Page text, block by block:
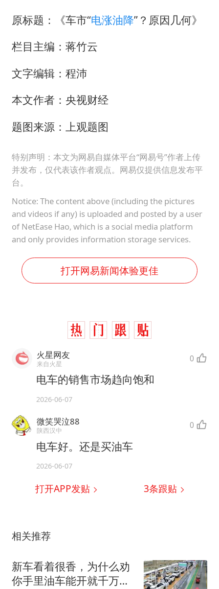
原标题：《车市“电涨油降”？原因几何》
栏目主编：蒋竹云
文字编辑：程沛
本文作者：央视财经
题图来源：上观题图
特别声明：本文为网易自媒体平台“网易号”作者上传
并发布，仅代表该作者观点。网易仅提供信息发布平
台。
Notice: The content above (including the pictures
and videos if any) is uploaded and posted by a user
of NetEase Hao, which is a social media platform
and only provides information storage services.
打开网易新闻体验更佳
火星网友
来自火星 0
电车的销售市场趋向饱和
2026-06-07
微笑哭泣88
陕西汉中 0
电车好。还是买油车
2026-06-07
打开APP发贴 3条跟贴
相关推荐
新车看着很香，为什么劝
你手里油车能开就千万别